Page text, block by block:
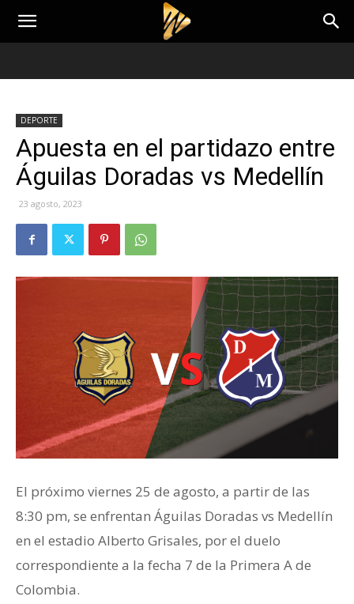
DEPORTE
Apuesta en el partidazo entre
Águilas Doradas vs Medellín
23 agosto, 2023
El próximo viernes 25 de agosto, a partir de las
8:30 pm, se enfrentan Águilas Doradas vs Medellín
en el estadio Alberto Grisales, por el duelo
correspondiente a la fecha 7 de la Primera A de
Colombia.